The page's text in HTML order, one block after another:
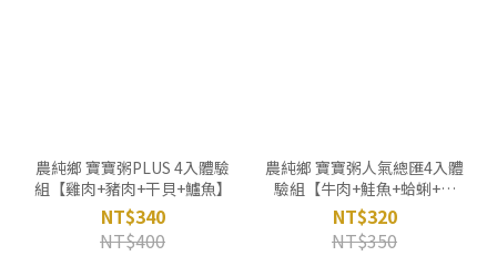
農純鄉 寶寶粥PLUS 4入體驗
組【雞肉+豬肉+干貝+鱸魚】
NT$340
NT$400
農純鄉 寶寶粥人氣總匯4入體
驗組【牛肉+鮭魚+蛤蜊+干
貝】
NT$320
NT$350